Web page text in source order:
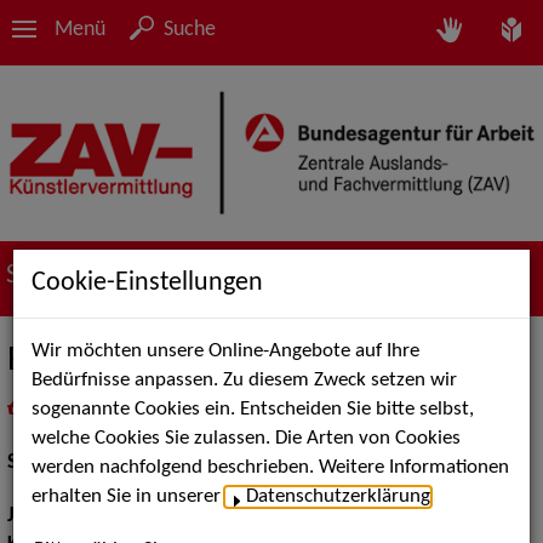
Menü Suche
Suche nach Künstler*innen
Bernhard Schmidt-Hackenberg
als PDF speichern
inMeine Merklistelegen
Schauspiel:Film und TV
Jahrgang:
Cookie-Einstellungen
Wir möchten unsere Online-Angebote auf Ihre
Bedürfnisse anpassen. Zu diesem Zweck setzen wir
sogenannte Cookies ein. Entscheiden Sie bitte selbst,
welche Cookies Sie zulassen. Die Arten von Cookies
werden nachfolgend beschrieben. Weitere Informationen
erhalten Sie in unserer
Datenschutzerklärung